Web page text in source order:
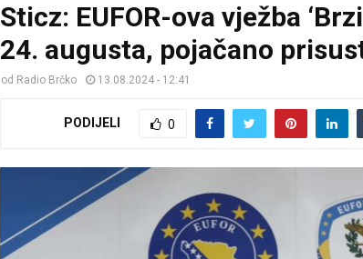
Sticz: EUFOR-ova vježba
24. augusta, pojačano
od Radio Brčko 13.08.2024 - 12:41
PODIJELI 0